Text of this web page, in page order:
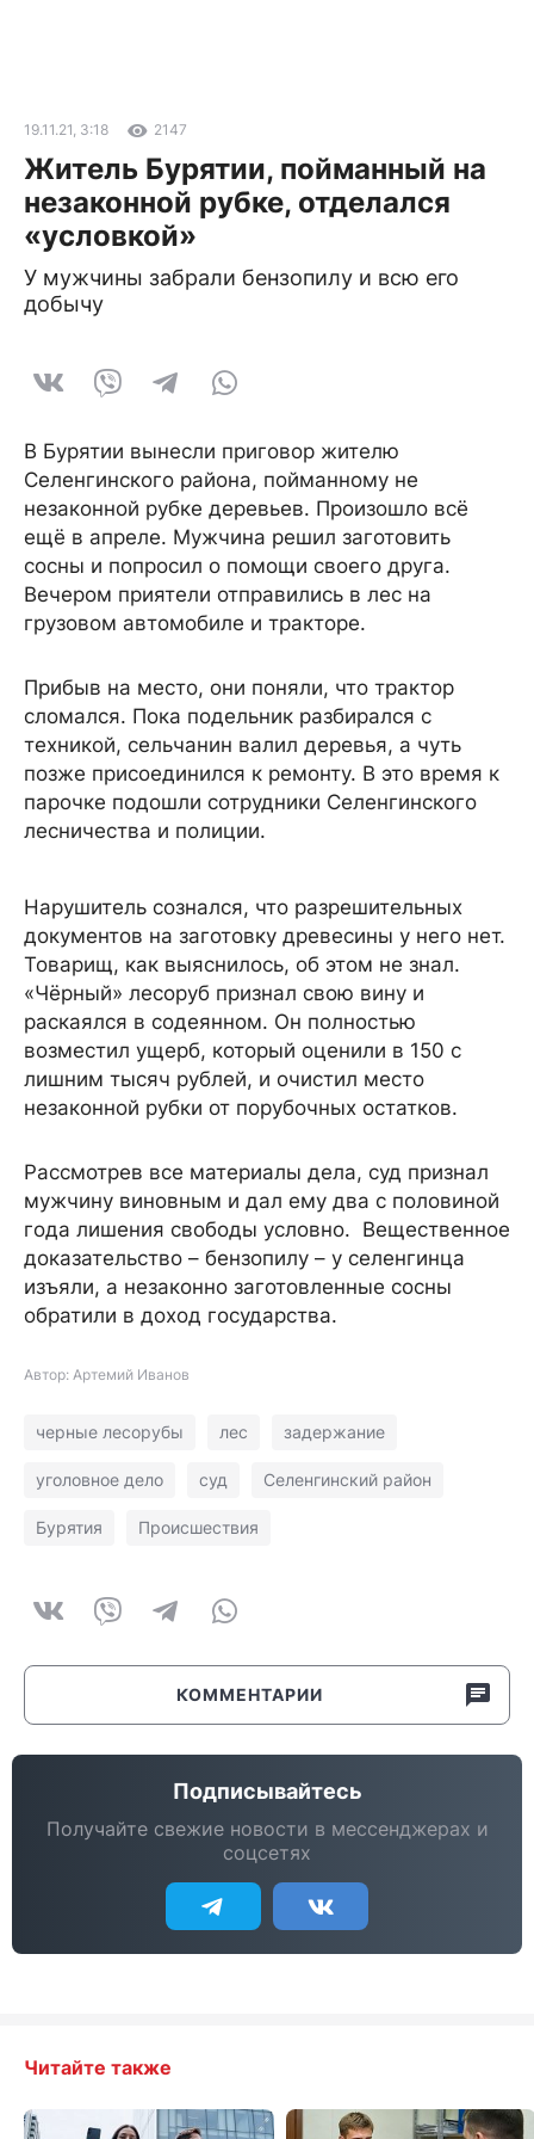
19.11.21, 3:18 2147
Житель Бурятии, пойманный на
незаконной рубке, отделался
«условкой»
У мужчины забрали бензопилу и всю его
добычу
В Бурятии вынесли приговор жителю
Селенгинского района, пойманному не
незаконной рубке деревьев. Произошло всё
ещё в апреле. Мужчина решил заготовить
сосны и попросил о помощи своего друга.
Вечером приятели отправились в лес на
грузовом автомобиле и тракторе.
Прибыв на место, они поняли, что трактор
сломался. Пока подельник разбирался с
техникой, сельчанин валил деревья, а чуть
позже присоединился к ремонту. В это время к
парочке подошли сотрудники Селенгинского
лесничества и полиции.
Нарушитель сознался, что разрешительных
документов на заготовку древесины у него нет.
Товарищ, как выяснилось, об этом не знал.
«Чёрный» лесоруб признал свою вину и
раскаялся в содеянном. Он полностью
возместил ущерб, который оценили в 150 с
лишним тысяч рублей, и очистил место
незаконной рубки от порубочных остатков.
Рассмотрев все материалы дела, суд признал
мужчину виновным и дал ему два с половиной
года лишения свободы условно. Вещественное
доказательство – бензопилу – у селенгинца
изъяли, а незаконно заготовленные сосны
обратили в доход государства.
Автор: Артемий Иванов
черные лесорубы лес задержание
уголовное дело суд Селенгинский район
Бурятия Происшествия
КОММЕНТАРИИ
Подписывайтесь
Получайте свежие новости в мессенджерах и
соцсетях
Читайте также